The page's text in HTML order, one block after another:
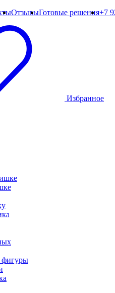
ОтзывыГотовые решения+7
Избранное
фигуры